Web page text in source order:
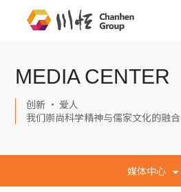
MEDIA CENTER
创新 · 爱人
我们崇尚科学精神与儒家文化的融合
媒体中心